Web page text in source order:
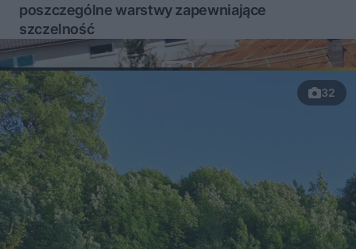
poszczególne warstwy zapewniające
szczelność
32